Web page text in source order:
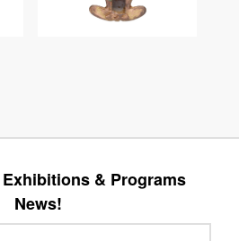
& Programs
News!